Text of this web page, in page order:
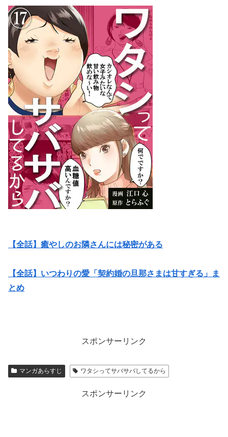
【全話】癒やしのお隣さんには秘密がある
【全話】いつわりの愛「契約婚の旦那さまは甘すぎる」ま
とめ
スポンサーリンク
マンガあらすじ ワタシってサバサバしてるから
スポンサーリンク